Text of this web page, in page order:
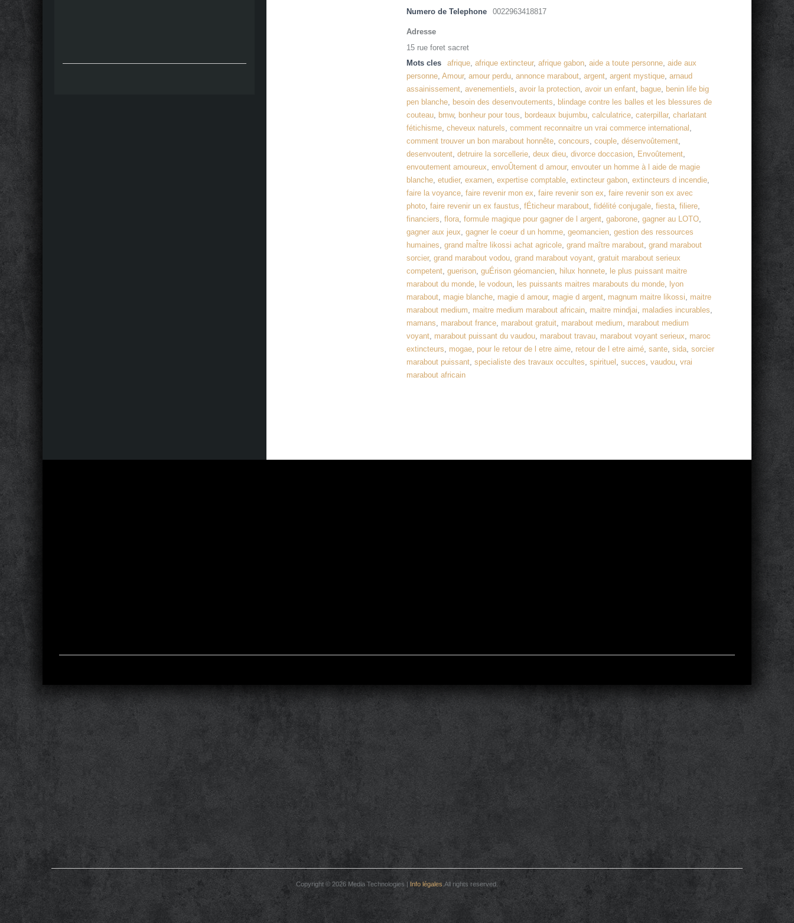
Numero de Telephone 0022963418817
Adresse
15 rue foret sacret
Mots cles
afrique,afrique extincteur,afrique gabon,aide a toute personne,aide aux
personne,Amour,amour perdu,annonce marabout,argent,argent mystique,arnaud
assainissement,avenementiels,avoir la protection,avoir un enfant, bague, benin life big
pen blanche, besoin des desenvoutements, blindage contre les balles et les blessures de
couteau, bmw, bonheur pour tous, bordeaux bujumbu,calculatrice,caterpillar,charlatant
fétichisme,cheveux naturels,comment reconnaitre un vrai commerce international ,
comment trouver un bon marabout honnête,concours,couple,désenvoûtement,
desenvoutent,detruire la sorcellerie,deux dieu,divorce doccasion, Envoûtement,
envoutement amoureux,envoÛtement d amour,envouter un homme à l aide de magie
blanche,etudier,examen,expertise comptable,extincteur gabon,extincteurs d incendie,
faire la voyance,faire revenir mon ex,faire revenir son ex,faire revenir son ex avec
photo,faire revenir un ex faustus,fÉticheur marabout,fidélité conjugale,fiesta,filiere,
financiers,flora,formule magique pour gagner de l argent,gaborone,gagner au LOTO,
gagner aux jeux,gagner le coeur d un homme,geomancien,gestion des ressources
humaines,grand maÎtre likossi achat agricole,grand maître marabout,grand marabout
sorcier,grand marabout vodou,grand marabout voyant,gratuit marabout serieux
competent,guerison,guÉrison géomancien, hilux honnete, le plus puissant maitre
marabout du monde, le vodoun, les puissants maitres marabouts du monde, lyon
marabout, magie blanche, magie d amour, magie d argent, magnum maitre likossi, maitre
marabout medium, maitre medium marabout africain, maitre mindjai, maladies incurables,
mamans, marabout france, marabout gratuit, marabout medium, marabout medium
voyant, marabout puissant du vaudou, marabout travau, marabout voyant serieux, maroc
extincteurs, mogae, pour le retour de l etre aime, retour de l etre aimé,sante,sida,sorcier
marabout puissant,specialiste des travaux occultes,spirituel ,succes,vaudou,vrai
marabout africain
Copyright © 2026 Media Technologies | Info légales .All rights reserved.